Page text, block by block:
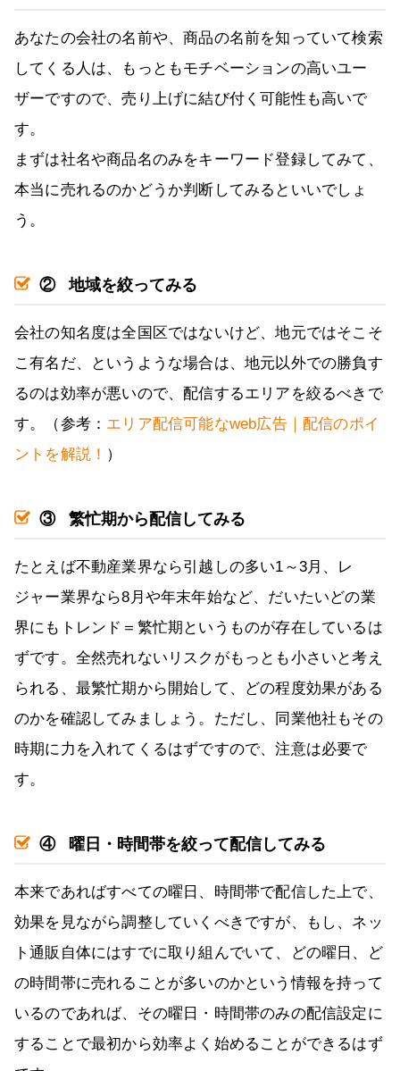
あなたの会社の名前や、商品の名前を知っていて検索
してくる人は、もっともモチベーションの高いユー
ザーですので、売り上げに結び付く可能性も高いで
す。
まずは社名や商品名のみをキーワード登録してみて、
本当に売れるのかどうか判断してみるといいでしょ
う。
②地域を絞ってみる
会社の知名度は全国区ではないけど、地元ではそこそ
こ有名だ、というような場合は、地元以外での勝負す
るのは効率が悪いので、配信するエリアを絞るべきで
す。（参考： エリア配信可能なweb広告｜配信のポイ
ントを解説！ ）
③ 繁忙期から配信してみる
たとえば不動産業界なら引越しの多い1～3月、レ
ジャー業界なら8月や年末年始など、だいたいどの業
界にもトレンド＝繁忙期というものが存在しているは
ずです。全然売れないリスクがもっとも小さいと考え
られる、最繁忙期から開始して、どの程度効果がある
のかを確認してみましょう。ただし、同業他社もその
時期に力を入れてくるはずですので、注意は必要で
す。
④ 曜日・時間帯を絞って配信してみる
本来であればすべての曜日、時間帯で配信した上で、
効果を見ながら調整していくべきですが、もし、ネッ
ト通販自体にはすでに取り組んでいて、どの曜日、ど
の時間帯に売れることが多いのかという情報を持って
いるのであれば、その曜日・時間帯のみの配信設定に
することで最初から効率よく始めることができるはず